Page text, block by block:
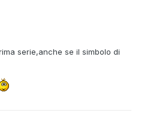
serie,anche se il simbolo di